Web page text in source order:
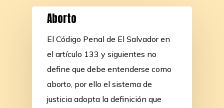
Aborto
El Código Penal de El Salvador en
el artículo 133 y siguientes no
define que debe entenderse como
aborto, por ello el sistema de
justicia adopta la definición que